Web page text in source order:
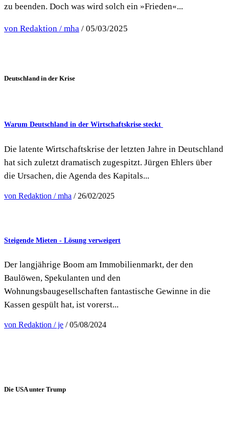
zu beenden. Doch was wird solch ein »Frieden«...
von Redaktion / mha / 05/03/2025
Deutschland in der Krise
Warum Deutschland in der Wirtschaftskrise steckt
Die latente Wirtschaftskrise der letzten Jahre in Deutschland
hat sich zuletzt dramatisch zugespitzt. Jürgen Ehlers über
die Ursachen, die Agenda des Kapitals...
von Redaktion / mha / 26/02/2025
Steigende Mieten - Lösung verweigert
Der langjährige Boom am Immobilienmarkt, der den
Baulöwen, Spekulanten und den
Wohnungsbaugesellschaften fantastische Gewinne in die
Kassen gespült hat, ist vorerst...
von Redaktion / je / 05/08/2024
Die USA unter Trump